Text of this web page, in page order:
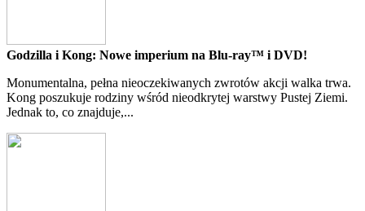
Godzilla i Kong: Nowe imperium na Blu-ray™ i DVD!
Monumentalna, pełna nieoczekiwanych zwrotów akcji walka trwa.
Kong poszukuje rodziny wśród nieodkrytej warstwy Pustej Ziemi.
Jednak to, co znajduje,...